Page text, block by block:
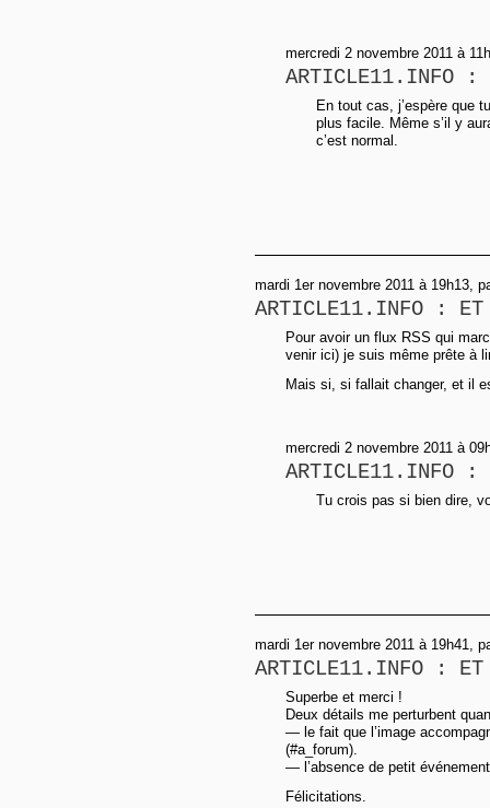
mercredi 2 novembre 2011 à
ARTICLE11.INFO :
En tout cas, j’espère que
plus facile. Même s’il y
c’est normal.
mardi 1er novembre 2011 à 19h13,
ARTICLE11.INFO : ET
Pour avoir un flux RSS qui
venir ici) je suis même prête à
Mais si, si fallait changer, et il
mercredi 2 novembre 2011 à
ARTICLE11.INFO :
Tu crois pas si bien dire,
mardi 1er novembre 2011 à 19h41,
ARTICLE11.INFO : ET
Superbe et merci !
Deux détails me perturbent
— le fait que l’image
(#a_forum).
— l’absence de petit
Félicitations.